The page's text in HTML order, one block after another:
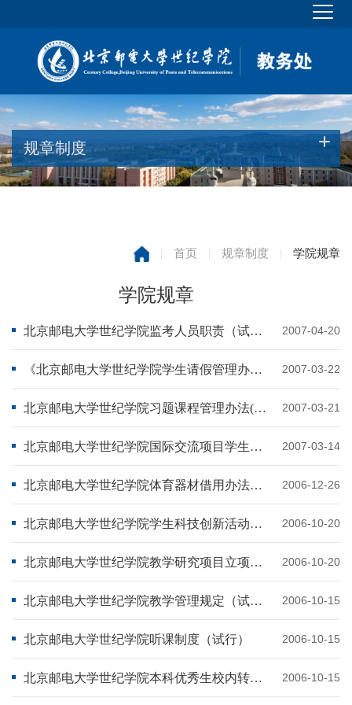
规章制度
| 首页 | 规章制度 | 学院规章
学院规章
2007-04-20
北京邮电大学世纪学院监考人员职责（试行）
2007-03-22
《北京邮电大学世纪学院学生请假管理办法》（试行）
2007-03-21
北京邮电大学世纪学院习题课程管理办法(试行)
2007-03-14
北京邮电大学世纪学院国际交流项目学生选拨办法
2006-12-26
北京邮电大学世纪学院体育器材借用办法（试行）
2006-10-20
北京邮电大学世纪学院学生科技创新活动实施方案（试行）
2006-10-20
北京邮电大学世纪学院教学研究项目立项及管理办法（试行）
2006-10-15
北京邮电大学世纪学院教学管理规定（试行）
2006-10-15
北京邮电大学世纪学院听课制度（试行）
2006-10-15
北京邮电大学世纪学院本科优秀生校内转专业办法 （试行）